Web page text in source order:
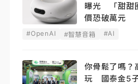
曝光 「甜甜
價恐破萬元
#OpenAI #智慧音箱 #AI
你骨鬆了嗎？
玩 國泰金5